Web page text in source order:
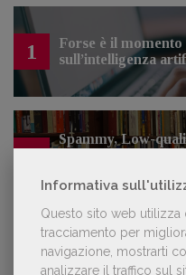
Informativa
Questo sito web
tracciamento per
navigazione, mostrarti
analizzare il traffico sul
1
Forse è il
sull’intelligenza
2
Spammy, Low-
Kobo ha rifiutato il
sospetto utilizzo